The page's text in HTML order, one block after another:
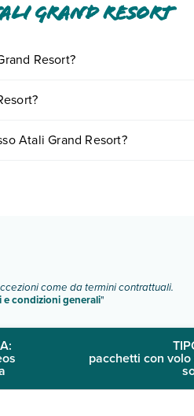
Grand Resort
Resort?
Atali Grand Resort?
come da termini contrattuali.
condizioni generali"
pacchetti con